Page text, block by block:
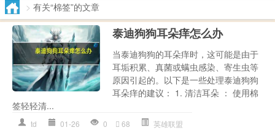
> 有关“棉签”的文章
泰迪狗狗耳朵痒怎么办
当泰迪狗狗的耳朵痒时，这可能是由于
耳垢积累、真菌或螨虫感染、寄生虫等
原因引起的。以下是一些处理泰迪狗狗
耳朵痒的建议： 1. 清洁耳朵 ： 使用棉
签轻轻清...
td 01-26 0 68 英雄联盟